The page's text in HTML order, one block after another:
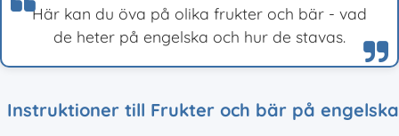
Här kan du öva på olika frukter och bär - vad
de heter på engelska och hur de stavas.
Instruktioner till Frukter och bär på engelska